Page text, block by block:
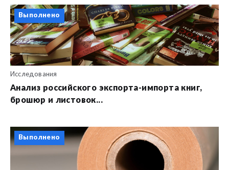
Выполнено
Исследования
Анализ российского экспорта-импорта книг,
брошюр и листовок...
Выполнено